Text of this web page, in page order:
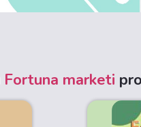
Fortuna marketi